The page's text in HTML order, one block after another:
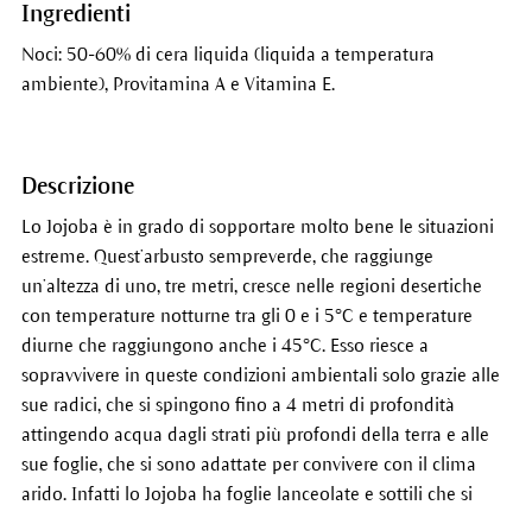
Ingredienti
Noci: 50-60% di cera liquida (liquida a temperatura
ambiente), Provitamina A e Vitamina E.
Descrizione
Lo Jojoba è in grado di sopportare molto bene le situazioni
estreme. Quest’arbusto sempreverde, che raggiunge
un’altezza di uno, tre metri, cresce nelle regioni desertiche
con temperature notturne tra gli 0 e i 5°C e temperature
diurne che raggiungono anche i 45°C. Esso riesce a
sopravvivere in queste condizioni ambientali solo grazie alle
sue radici, che si spingono fino a 4 metri di profondità
attingendo acqua dagli strati più profondi della terra e alle
sue foglie, che si sono adattate per convivere con il clima
arido. Infatti lo Jojoba ha foglie lanceolate e sottili che si